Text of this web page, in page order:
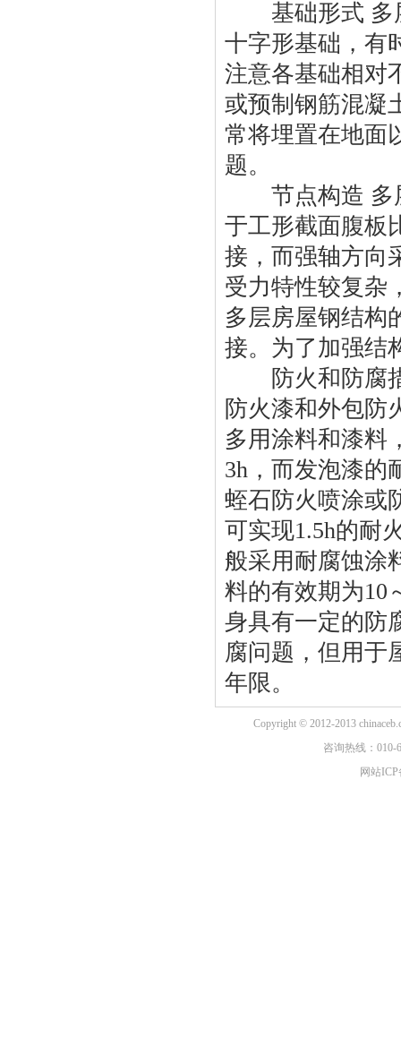
基础形式 多层
十字形基础，有
注意各基础相对
或预制钢筋混凝
常将埋置在地面
题。
节点构造 多层
于工形截面腹板
接，而强轴方向
受力特性较复杂
多层房屋钢结构
接。为了加强结
防火和防腐措
防火漆和外包防
多用涂料和漆料
3h，而发泡漆的
蛭石防火喷涂或
可实现1.5h的耐
般采用耐腐蚀涂
料的有效期为10
身具有一定的防
腐问题，但用于
年限。
Copyright © 2012-2013
咨询热线：
网站